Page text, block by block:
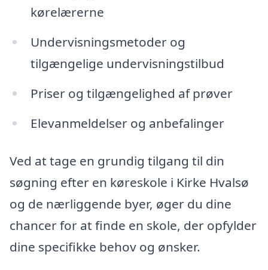
kørelærerne
Undervisningsmetoder og
tilgængelige undervisningstilbud
Priser og tilgængelighed af prøver
Elevanmeldelser og anbefalinger
Ved at tage en grundig tilgang til din
søgning efter en køreskole i Kirke Hvalsø
og de nærliggende byer, øger du dine
chancer for at finde en skole, der opfylder
dine specifikke behov og ønsker.